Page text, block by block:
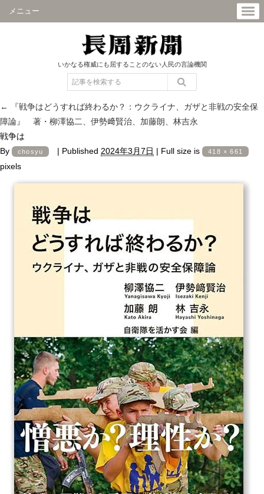
メニュー
いかなる権威にも屈することのない人民の言論機関
←
『戦争はどうすれば終わるか？：ウクライナ、ガザと非戦の安全保
障論』 著・柳澤協二、伊勢﨑賢治、加藤朗、林吉永
戦争は
By
chosyu | Published 2024年3月7日 | Full size is 418 × 661
pixels